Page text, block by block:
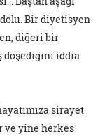
Bir diyetisyen
diğeri bir
döşediğini iddia
sirayet
ve yine herkes